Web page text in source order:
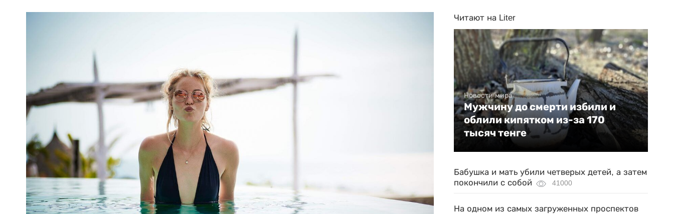
Читают на Liter
Новости мира
Мужчину до смерти избили и
облили кипятком из-за 170
тысяч тенге
Бабушка и мать убили четверых детей, а затем
покончили с собой
41000
На одном из самых загруженных проспектов